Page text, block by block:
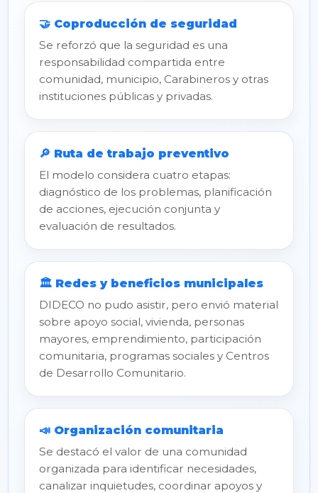
🤝 Coproducción de seguridad
Se reforzó que la seguridad es una
responsabilidad compartida entre
comunidad, municipio, Carabineros y otras
instituciones públicas y privadas.
🔎 Ruta de trabajo preventivo
El modelo considera cuatro etapas:
diagnóstico de los problemas, planificación
de acciones, ejecución conjunta y
evaluación de resultados.
🏛️ Redes y beneficios municipales
DIDECO no pudo asistir, pero envió material
sobre apoyo social, vivienda, personas
mayores, emprendimiento, participación
comunitaria, programas sociales y Centros
de Desarrollo Comunitario.
📣 Organización comunitaria
Se destacó el valor de una comunidad
organizada para identificar necesidades,
canalizar inquietudes, coordinar apoyos y